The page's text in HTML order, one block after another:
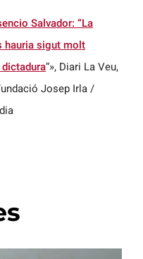
Salvador: “La
hauria sigut molt
“», Diari La Veu,
Josep Irla /